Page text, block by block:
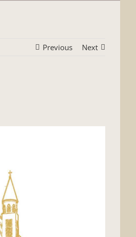
Previous Next